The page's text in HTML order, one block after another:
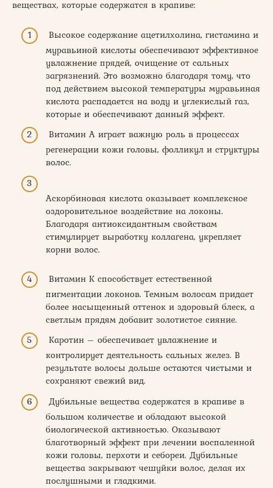
веществах, которые содержатся в крапиве:
Высокое содержание ацетилхолина, гистамина и
муравьиной кислоты обеспечивают эффективное
увлажнение прядей, очищение от сальных
загрязнений. Это возможно благодаря тому, что
под действием высокой температуры муравьиная
кислота распадается на воду и углекислый газ,
которые и обеспечивают данный эффект.
Витамин А играет важную роль в процессах
регенерации кожи головы, фолликул и структуры
волос.
Аскорбиновая кислота оказывает комплексное
оздоровительное воздействие на локоны.
Благодаря антиоксидантным свойствам
стимулирует выработку коллагена, укрепляет
корни волос.
Витамин К способствует естественной
пигментации локонов. Темным волосам придает
более насыщенный оттенок и здоровый блеск, а
светлым прядям добавит золотистое сияние.
Каротин – обеспечивает увлажнение и
контролирует деятельность сальных желез. В
результате волосы дольше остаются чистыми и
сохраняют свежий вид.
Дубильные вещества содержатся в крапиве в
большом количестве и обладают высокой
биологической активностью. Оказывают
благотворный эффект при лечении воспаленной
кожи головы, перхоти и себореи. Дубильные
вещества закрывают чешуйки волос, делая их
послушными и гладкими.